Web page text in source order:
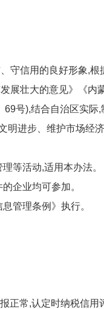
信用的良好形象,根
展壮大的意见》《内
号),结合自治区实际,
进步、维护市场经
等活动,适用本办法。
企业均可参加。
管理条例》执行。
正常,认定时纳税信用